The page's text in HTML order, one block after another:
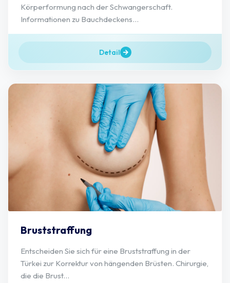
Körperformung nach der Schwangerschaft.
Informationen zu Bauchdeckens...
Detail
Bruststraffung
Entscheiden Sie sich für eine Bruststraffung in der
Türkei zur Korrektur von hängenden Brüsten. Chirurgie,
die die Brust...